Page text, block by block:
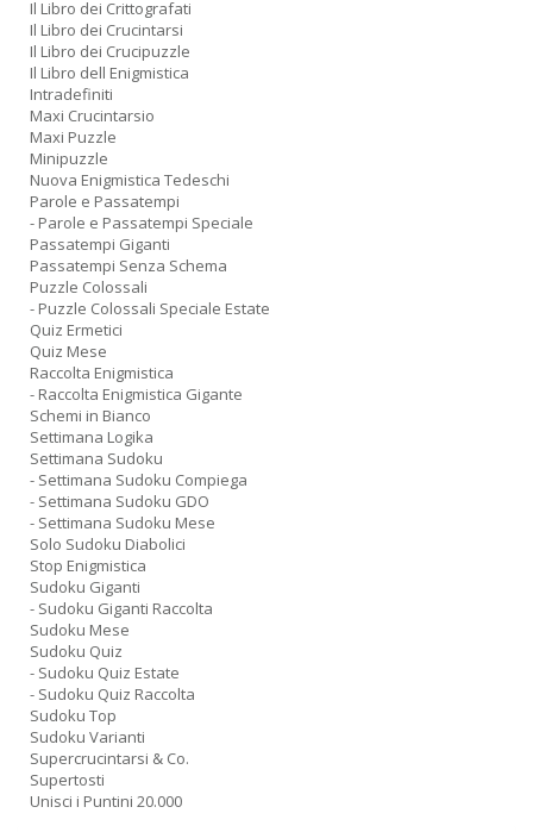
Il Libro dei Crittografati
Il Libro dei Crucintarsi
Il Libro dei Crucipuzzle
Il Libro dell Enigmistica
Intradefiniti
Maxi Crucintarsio
Maxi Puzzle
Minipuzzle
Nuova Enigmistica Tedeschi
Parole e Passatempi
- Parole e Passatempi Speciale
Passatempi Giganti
Passatempi Senza Schema
Puzzle Colossali
- Puzzle Colossali Speciale Estate
Quiz Ermetici
Quiz Mese
Raccolta Enigmistica
- Raccolta Enigmistica Gigante
Schemi in Bianco
Settimana Logika
Settimana Sudoku
- Settimana Sudoku Compiega
- Settimana Sudoku GDO
- Settimana Sudoku Mese
Solo Sudoku Diabolici
Stop Enigmistica
Sudoku Giganti
- Sudoku Giganti Raccolta
Sudoku Mese
Sudoku Quiz
- Sudoku Quiz Estate
- Sudoku Quiz Raccolta
Sudoku Top
Sudoku Varianti
Supercrucintarsi & Co.
Supertosti
Unisci i Puntini 20.000